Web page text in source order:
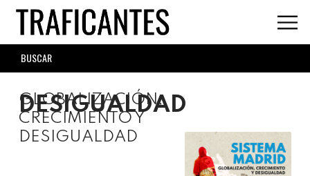
Skip
main
content
SEARCH
FORM
DESIGUALDAD
GLOBALIZACIÓN,
CRECIMIENTO Y
DESIGUALDAD